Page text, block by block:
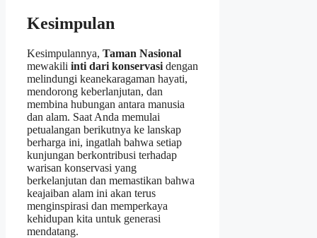
Kesimpulan
Kesimpulannya, Taman Nasional
mewakili inti dari konservasi dengan
melindungi keanekaragaman hayati,
mendorong keberlanjutan, dan
membina hubungan antara manusia
dan alam. Saat Anda memulai
petualangan berikutnya ke lanskap
berharga ini, ingatlah bahwa setiap
kunjungan berkontribusi terhadap
warisan konservasi yang
berkelanjutan dan memastikan bahwa
keajaiban alam ini akan terus
menginspirasi dan memperkaya
kehidupan kita untuk generasi
mendatang.